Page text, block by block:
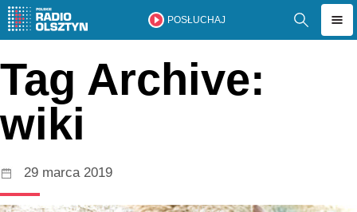
POSŁUCHAJ
Tag Archive:
wiki
29 marca 2019